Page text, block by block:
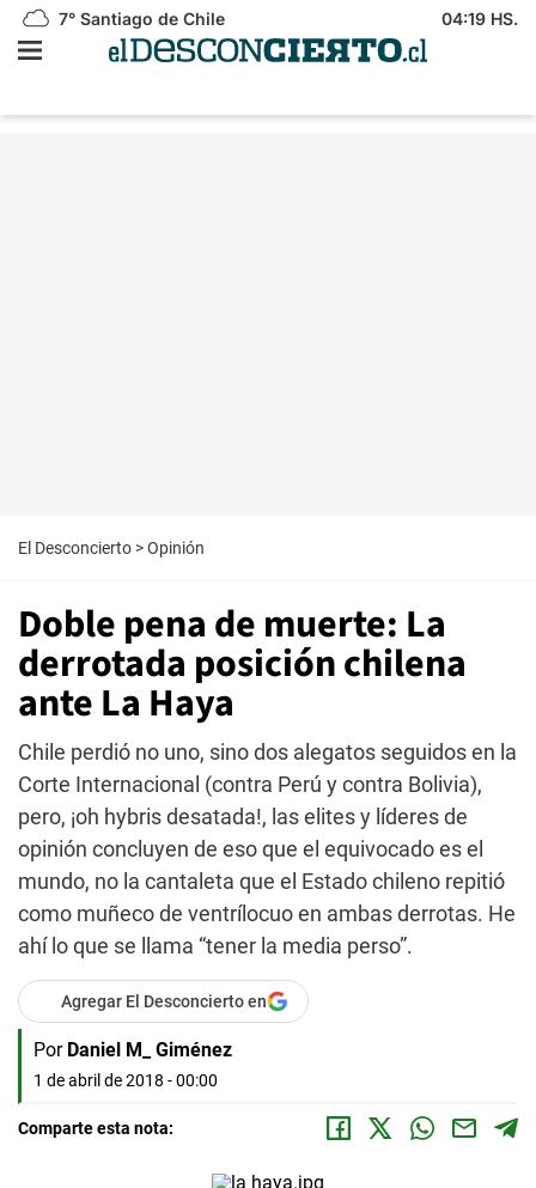
7° Santiago de Chile 04:19 HS.
El Desconcierto >Opinión
Doble pena de muerte: La
derrotada posición chilena
ante La Haya
Chile perdió no uno, sino dos alegatos seguidos en la
Corte Internacional (contra Perú y contra Bolivia),
pero, ¡oh hybris desatada!, las elites y líderes de
opinión concluyen de eso que el equivocado es el
mundo, no la cantaleta que el Estado chileno repitió
como muñeco de ventrílocuo en ambas derrotas. He
ahí lo que se llama “tener la media perso”.
Agregar El Desconcierto en
Por Daniel M_ Giménez
1 de abril de 2018 - 00:00
Comparte esta nota: